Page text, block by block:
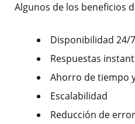
Algunos de los beneficios
Disponibilidad 24/7
Respuestas
Ahorro de tiempo
Escalabilidad
Reducción de